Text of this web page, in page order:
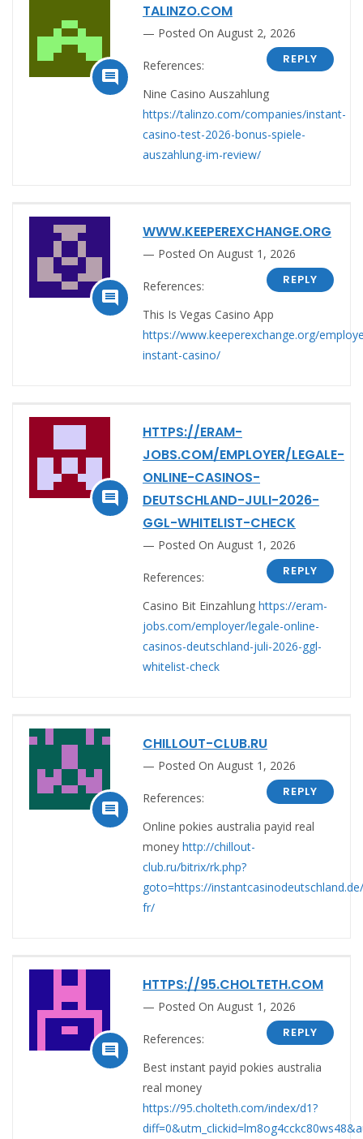

TALINZO.COM
Posted On August 2, 2026
REPLY
References:
Nine Casino Auszahlung
https://talinzo.com/companies/instant-
casino-test-2026-bonus-spiele-
auszahlung-im-review/

WWW.KEEPEREXCHANGE.ORG
Posted On August 1, 2026
REPLY
References:
This Is Vegas Casino App
https://www.keeperexchange.org/
instant-casino/

HTTPS://ERAM-
JOBS.COM/EMPLOYER/LEGALE-
ONLINE-CASINOS-
DEUTSCHLAND-JULI-2026-
GGL-WHITELIST-CHECK
Posted On August 1, 2026
REPLY
References:
Casino Bit Einzahlung https://eram-
jobs.com/employer/legale-online-
casinos-deutschland-juli-2026-ggl-
whitelist-check

CHILLOUT-CLUB.RU
Posted On August 1, 2026
REPLY
References:
Online pokies australia payid real
money http://chillout-
club.ru/bitrix/rk.php?
goto=https://
fr/

HTTPS://95.CHOLTETH.COM
Posted On August 1, 2026
REPLY
References:
Best instant payid pokies australia
real money
https://95.cholteth.com/index/d1?